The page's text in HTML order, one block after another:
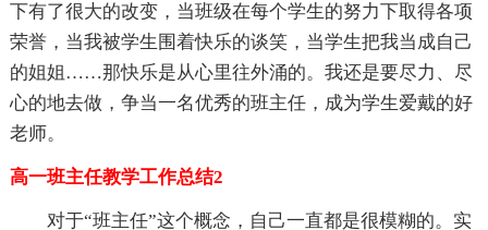
下有了很大的改变，当班级在每个学生的努力下取得各项
荣誉，当我被学生围着快乐的谈笑，当学生把我当成自己
的姐姐……那快乐是从心里往外涌的。我还是要尽力、尽
心的地去做，争当一名优秀的班主任，成为学生爱戴的好
老师。
高一班主任教学工作总结2
对于“班主任”这个概念，自己一直都是很模糊的。实